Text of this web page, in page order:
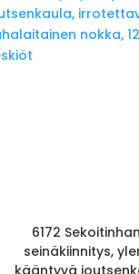
6172
seinäkiinnitys,
kääntyvä